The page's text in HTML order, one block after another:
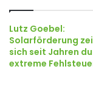
Lutz Goebel:
Solarförderung
sich seit Jahren
extreme